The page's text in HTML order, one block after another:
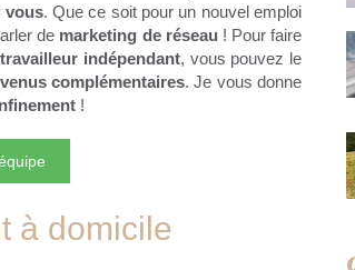
vous. Que ce soit pour un nouvel emploi
de marketing de réseau ! Pour faire
travailleur indépendant, vous pouvez le
complémentaires. Je vous donne
!
à domicile